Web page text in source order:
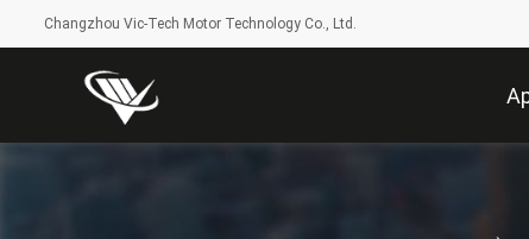
Changzhou Vic-Tech Motor Technology Co., Ltd.